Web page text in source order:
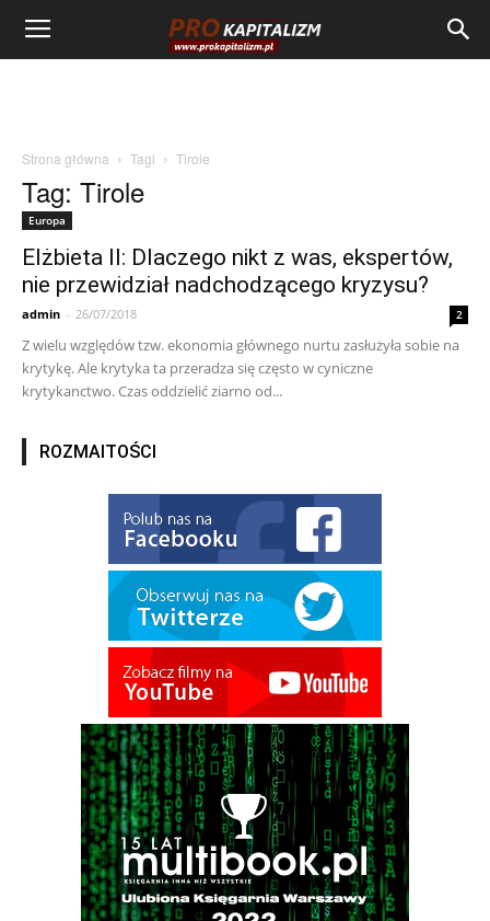
Strona główna Tagi Tirole
Tag: Tirole
Europa
Elżbieta II: Dlaczego nikt z was, ekspertów,
nie przewidział nadchodzącego kryzysu?
admin - 26/07/2018 2
Z wielu względów tzw. ekonomia głównego nurtu zasłużyła sobie na
krytykę. Ale krytyka ta przeradza się często w cyniczne
krytykanctwo. Czas oddzielić ziarno od...
ROZMAITOŚCI